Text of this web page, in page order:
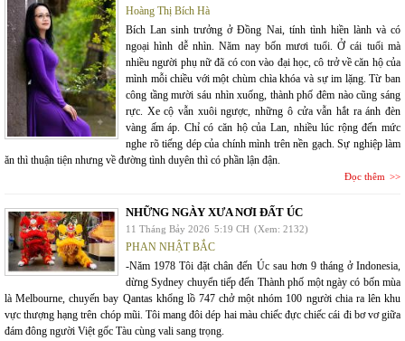
Hoàng Thị Bích Hà
Bích Lan sinh trưởng ở Đồng Nai, tính tình hiền lành và có
ngoại hình dễ nhìn. Năm nay bốn mươi tuổi. Ở cái tuổi mà
nhiều người phụ nữ đã có con vào đại học, cô trở về căn hộ của
mình mỗi chiều với một chùm chìa khóa và sự im lặng. Từ ban
công tầng mười sáu nhìn xuống, thành phố đêm nào cũng sáng
rực. Xe cộ vẫn xuôi ngược, những ô cửa vẫn hắt ra ánh đèn
vàng ấm áp. Chỉ có căn hộ của Lan, nhiều lúc rộng đến mức
nghe rõ tiếng dép của chính mình trên nền gạch. Sự nghiệp làm
ăn thì thuận tiện nhưng về đường tình duyên thì có phần lận đận.
Đọc thêm
NHỮNG NGÀY XƯA NƠI ĐẤT ÚC
11 Tháng Bảy 2026 5:19 CH (Xem: 2132)
PHAN NHẬT BẮC
-Năm 1978 Tôi đặt chân đến Úc sau hơn 9 tháng ở Indonesia,
dừng Sydney chuyển tiếp đến Thành phố một ngày có bốn mùa
là Melbourne, chuyến bay Qantas khổng lồ 747 chở một nhóm 100 người chia ra lên khu
vực thượng hạng trên chóp mũi. Tôi mang đôi dép hai màu chiếc đực chiếc cái đi bơ vơ giữa
đám đông người Việt gốc Tàu cùng vali sang trọng.